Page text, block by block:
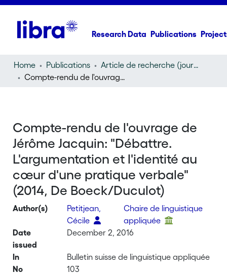
Research Data Publications
Home Publications
Article de recherche (journal article)
Compte-rendu de l'ouvrage de Jérôme Jacquin: "Débattre. L'argumentation et l'identité au cœur d'une pratique verbale" (2014, De Boeck/Duculot)
Compte-rendu de l'ouvrage de
Jérôme Jacquin: "Débattre.
L'argumentation et l'identité au
cœur d'une pratique verbale"
(2014, De Boeck/Duculot)
Author(s)
Petitjean,
Cécile
Chaire de linguistique
appliquée
Date
issued
December 2, 2016
In
Bulletin suisse de linguistique appliquée
No
103